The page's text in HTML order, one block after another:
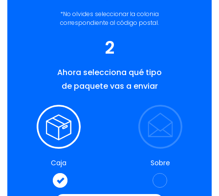
*No olvides seleccionar la colonia
correspondiente al código postal.
2
Ahora selecciona qué tipo
de paquete vas a enviar
Caja Sobre